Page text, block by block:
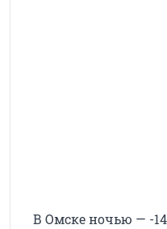
В Омске ночью — -